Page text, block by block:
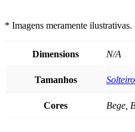
* Imagens meramente ilustrativas.
Dimensions N/A
Tamanhos Solteiro
Cores Bege,